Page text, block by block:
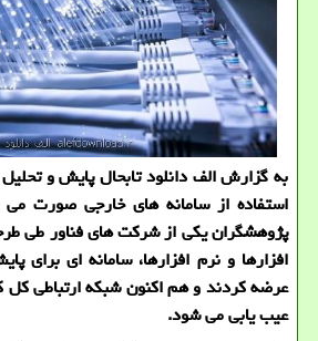
به گزارش الف دانلود تابحال پایش و
استفاده از سامانه های خارجی صورت
پژوهشگران یكی از شركت های فناور طی
افزارها و نرم افزارها، سامانه ای برای
عرضه كردند و هم اكنون شبكه ارتباطی كل
عیب یابی می شود.